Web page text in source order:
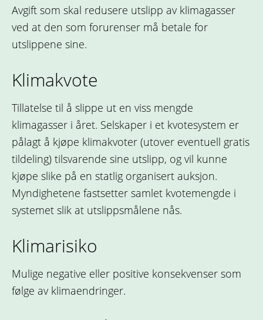
Avgift som skal redusere utslipp av klimagasser
ved at den som forurenser må betale for
utslippene sine.
Klimakvote
Tillatelse til å slippe ut en viss mengde
klimagasser i året. Selskaper i et kvotesystem er
pålagt å kjøpe klimakvoter (utover eventuell gratis
tildeling) tilsvarende sine utslipp, og vil kunne
kjøpe slike på en statlig organisert auksjon.
Myndighetene fastsetter samlet kvotemengde i
systemet slik at utslippsmålene nås.
Klimarisiko
Mulige negative eller positive konsekvenser som
følge av klimaendringer.